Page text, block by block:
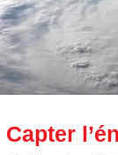
Capter